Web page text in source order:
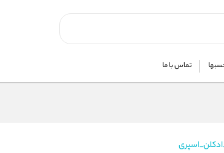
تماس با ما